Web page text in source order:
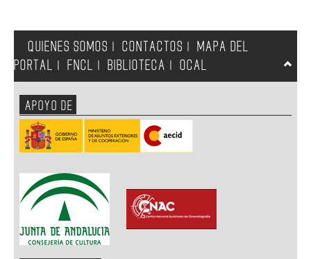
QUIENES SOMOS CONTACTOS
MAPA DEL
PORTAL
FNCL BIBLIOTECA OCAL
APOYO DE